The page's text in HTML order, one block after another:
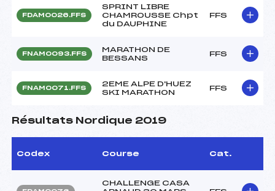
FDAM0026.FFS
SPRINT LIBRE
CHAMROUSSE Chpt
du DAUPHINE
FFS
FNAM0093.FFS
MARATHON DE
BESSANS
FFS
FNAM0071.FFS
2EME ALPE D'HUEZ
SKI MARATHON
FFS
Résultats Nordique 2019
Codex Course Cat.
CHALLENGE CASA